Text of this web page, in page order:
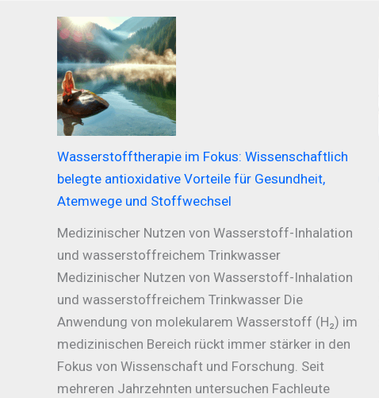
Wasserstofftherapie im Fokus: Wissenschaftlich
belegte antioxidative Vorteile für Gesundheit,
Atemwege und Stoffwechsel
Medizinischer Nutzen von Wasserstoff-Inhalation
und wasserstoffreichem Trinkwasser
Medizinischer Nutzen von Wasserstoff-Inhalation
und wasserstoffreichem Trinkwasser Die
Anwendung von molekularem Wasserstoff (H₂) im
medizinischen Bereich rückt immer stärker in den
Fokus von Wissenschaft und Forschung. Seit
mehreren Jahrzehnten untersuchen Fachleute